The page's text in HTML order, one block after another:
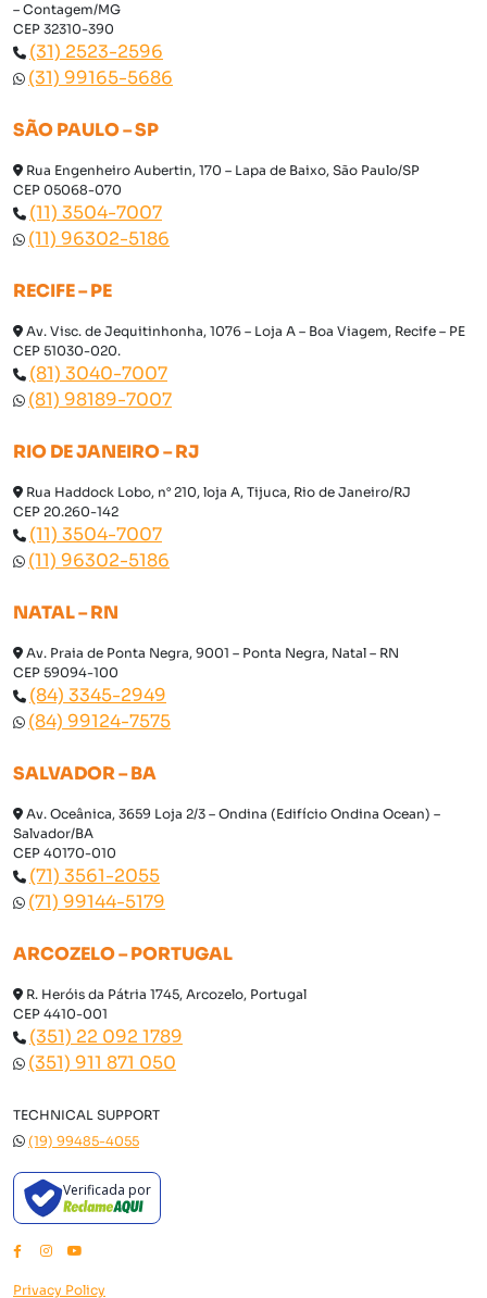
– Contagem/MG
CEP 32310-390
(31) 2523-2596
(31) 99165-5686
SÃO PAULO – SP
Rua Engenheiro Aubertin, 170 – Lapa de Baixo, São Paulo/SP
CEP 05068-070
(11) 3504-7007
(11) 96302-5186
RECIFE – PE
Av. Visc. de Jequitinhonha, 1076 – Loja A – Boa Viagem, Recife – PE
CEP 51030-020.
(81) 3040-7007
(81) 98189-7007
RIO DE JANEIRO – RJ
Rua Haddock Lobo, n° 210, loja A, Tijuca, Rio de Janeiro/RJ
CEP 20.260-142
(11) 3504-7007
(11) 96302-5186
NATAL – RN
Av. Praia de Ponta Negra, 9001 – Ponta Negra, Natal – RN
CEP 59094-100
(84) 3345-2949
(84) 99124-7575
SALVADOR – BA
Av. Oceânica, 3659 Loja 2/3 – Ondina (Edifício Ondina Ocean) –
Salvador/BA
CEP 40170-010
(71) 3561-2055
(71) 99144-5179
ARCOZELO – PORTUGAL
R. Heróis da Pátria 1745, Arcozelo, Portugal
CEP 4410-001
(351) 22 092 1789
(351) 911 871 050
TECHNICAL SUPPORT
(19) 99485-4055
Verificada por
Privacy Policy